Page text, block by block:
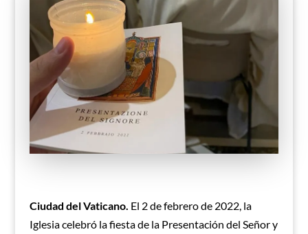
Ciudad del Vaticano. El 2 de febrero de 2022, la
Iglesia celebró la fiesta de la Presentación del Señor y